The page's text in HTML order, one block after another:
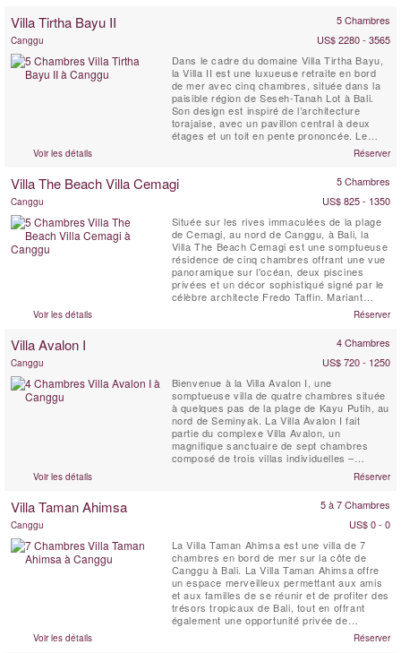
clubs, Villa Gendang is the perfect luxury
Villa Tirtha Bayu II 5 Chambres
Canggu
US$ 2280 - 3565
Dans le cadre du domaine Villa Tirtha Bayu,
la Villa II est une luxueuse retraite en bord
de mer avec cinq chambres, située dans la
paisible région de Seseh-Tanah Lot à Bali.
Son design est inspiré de l’architecture
torajaise, avec un pavillon central à deux
étages et un toit en pente prononcée. Le
premier étage abrite une spacieuse suite
nuptiale offrant une vue panoramique sur la
comprend un salon encadré par deux
Voir les détails Réserver
Villa The Beach Villa Cemagi 5 Chambres
Canggu
US$ 825 - 1350
Située sur les rives immaculées de la plage
de Cemagi, au nord de Canggu, à Bali, la
Villa The Beach Cemagi est une somptueuse
résidence de cinq chambres offrant une vue
panoramique sur l'océan, deux piscines
privées et un décor sophistiqué signé par le
célèbre architecte Fredo Taffin. Mariant
traditionnel balinais, la villa dispose de
divertissement avec télévision 3D, du Wi-Fi
Voir les détails Réserver
Villa Avalon I 4 Chambres
Canggu
US$ 720 - 1250
Bienvenue à la Villa Avalon I, une
somptueuse villa de quatre chambres située
à quelques pas de la plage de Kayu Putih, au
nord de Seminyak. La Villa Avalon I fait
partie du complexe Villa Avalon, un
magnifique sanctuaire de sept chambres
composé de trois villas individuelles –
chacune nichée au cœur de splendides
jardins paysagers avec piscine privée.
flexibilité des configurations de chambres
Voir les détails Réserver
Villa Taman Ahimsa 5 à 7 Chambres
Canggu
US$ 0 - 0
La Villa Taman Ahimsa est une villa de 7
chambres en bord de mer sur la côte de
Canggu à Bali. La Villa Taman Ahimsa offre
un espace merveilleux permettant aux amis
et aux familles de se réunir et de profiter des
trésors tropicaux de Bali, tout en offrant
également une opportunité privée de
contemplation et de rajeunissement. Faites
plaisir à vos sens et succombez au charme
Voir les détails Réserver